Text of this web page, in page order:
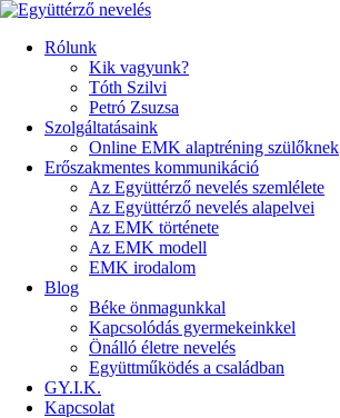
Rólunk
Kik vagyunk?
Tóth Szilvi
Petró Zsuzsa
Szolgáltatásaink
Online EMK alaptréning szülőknek
Erőszakmentes kommunikáció
Az Együttérző nevelés szemlélete
Az Együttérző nevelés alapelvei
Az EMK története
Az EMK modell
EMK irodalom
Blog
Béke önmagunkkal
Kapcsolódás gyermekeinkkel
Önálló életre nevelés
Együttműködés a családban
GY.I.K.
Kapcsolat